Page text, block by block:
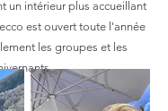
un intérieur plus accueillant
est ouvert toute l'année
les groupes et les